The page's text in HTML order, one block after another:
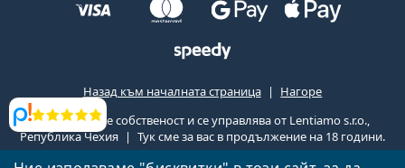
Прегледи
Назад към началната страница
Нагоре
Lentiamo.bg е собственост и се управлява от Lentiamo s.r.o.,
Република Чехия
Тук сме за вас в продължение на 18 години.